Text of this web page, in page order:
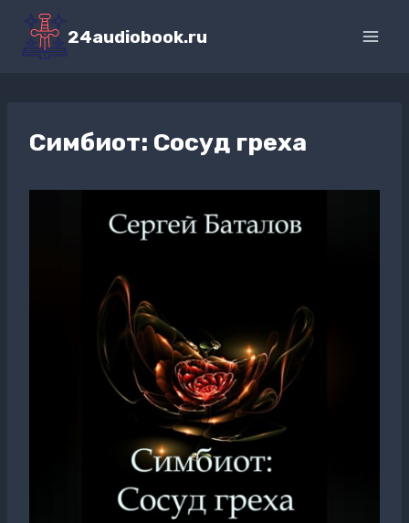
Перейти
содержимому
24audiobook.ru
Симбиот: Сосуд греха